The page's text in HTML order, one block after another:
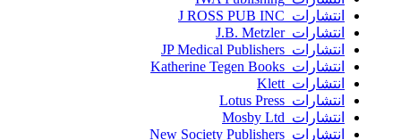
انتشارات J ROSS PUB INC
انتشارات J.B. Metzler
انتشارات JP Medical Publishers
انتشارات Katherine Tegen Books
انتشارات Klett
انتشارات Lotus Press
انتشارات Mosby Ltd
انتشارات New Society Publishers